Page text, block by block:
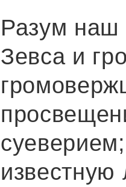
Разум наш
Зевса и
известную